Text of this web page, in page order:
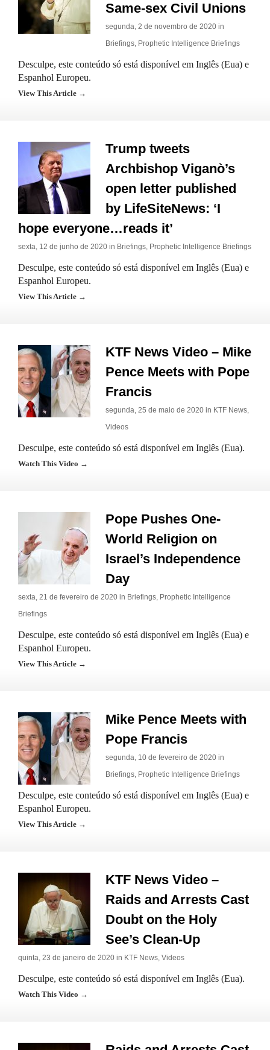
Same-sex Civil Unions
segunda, 2 de novembro de 2020 in
Briefings, Prophetic Intelligence Briefings
Desculpe, este conteúdo só está disponível em Inglês (Eua) e
Espanhol Europeu.
View This Article →
Trump tweets
Archbishop Viganò’s
open letter published
by LifeSiteNews: ‘I
hope everyone…reads it’
sexta, 12 de junho de 2020 in Briefings, Prophetic Intelligence Briefings
Desculpe, este conteúdo só está disponível em Inglês (Eua) e
Espanhol Europeu.
View This Article →
KTF News Video – Mike
Pence Meets with Pope
Francis
segunda, 25 de maio de 2020 in KTF News,
Videos
Desculpe, este conteúdo só está disponível em Inglês (Eua).
Watch This Video →
Pope Pushes One-
World Religion on
Israel’s Independence
Day
sexta, 21 de fevereiro de 2020 in Briefings, Prophetic Intelligence
Briefings
Desculpe, este conteúdo só está disponível em Inglês (Eua) e
Espanhol Europeu.
View This Article →
Mike Pence Meets with
Pope Francis
segunda, 10 de fevereiro de 2020 in
Briefings, Prophetic Intelligence Briefings
Desculpe, este conteúdo só está disponível em Inglês (Eua) e
Espanhol Europeu.
View This Article →
KTF News Video –
Raids and Arrests Cast
Doubt on the Holy
See’s Clean-Up
quinta, 23 de janeiro de 2020 in KTF News, Videos
Desculpe, este conteúdo só está disponível em Inglês (Eua).
Watch This Video →